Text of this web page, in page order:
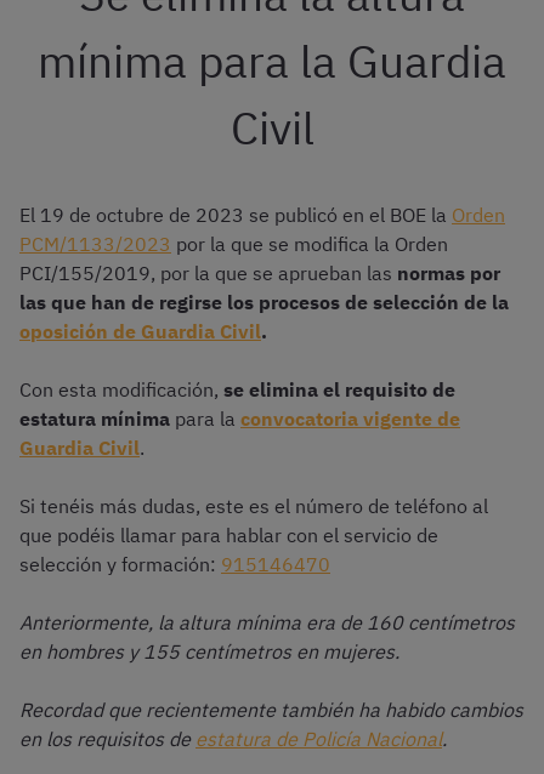
mínima para la Guardia
Civil
El 19 de octubre de 2023 se publicó en el BOE la Orden
PCM/1133/2023 por la que se modifica la Orden
PCI/155/2019, por la que se aprueban las normas por
las que han de regirse los procesos de selección de la
oposición de Guardia Civil.
Con esta modificación, se elimina el requisito de
estatura mínima para la convocatoria vigente de
Guardia Civil.
Si tenéis más dudas, este es el número de teléfono al
que podéis llamar para hablar con el servicio de
selección y formación: 915146470
Anteriormente, la altura mínima era de 160 centímetros
en hombres y 155 centímetros en mujeres.
Recordad que recientemente también ha habido cambios
en los requisitos de estatura de Policía Nacional.